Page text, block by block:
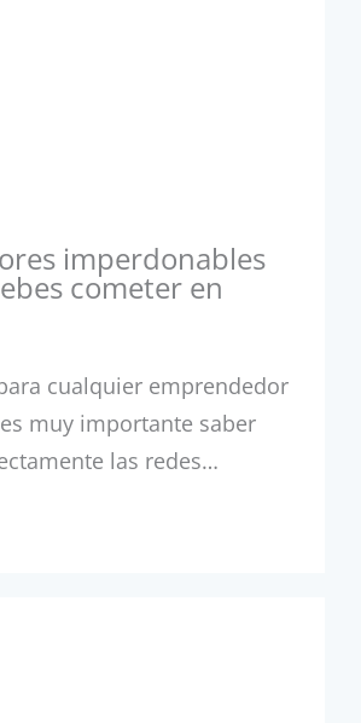
imperdonables
cometer en
cualquier emprendedor
muy importante saber
las redes…